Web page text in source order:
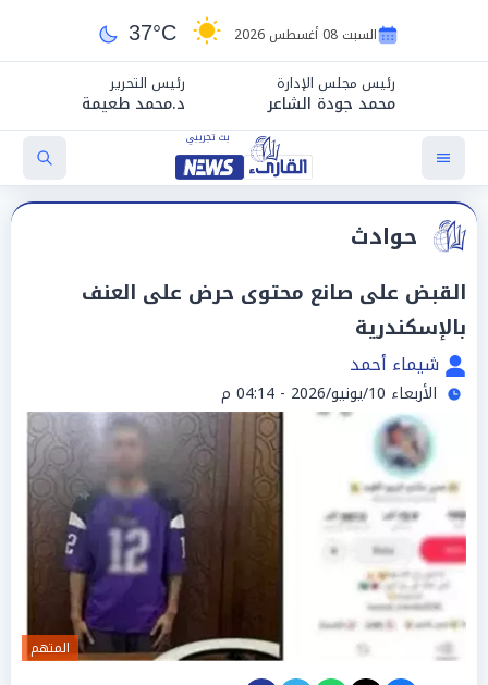
السبت 08 أغسطس 2026 37°C
رئيس مجلس الإدارة
محمد جودة الشاعر
رئيس التحرير
د.محمد طعيمة
حوادث
القبض على صانع محتوى حرض على العنف
بالإسكندرية
شيماء أحمد
الأربعاء 10/يونيو/2026 - 04:14 م
المتهم